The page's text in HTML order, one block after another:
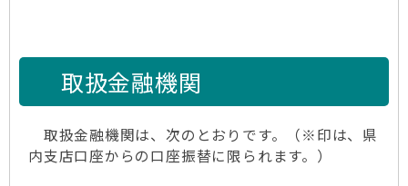
取扱金融機関
取扱金融機関は、次のとおりです。（※印は、県
内支店口座からの口座振替に限られます。）